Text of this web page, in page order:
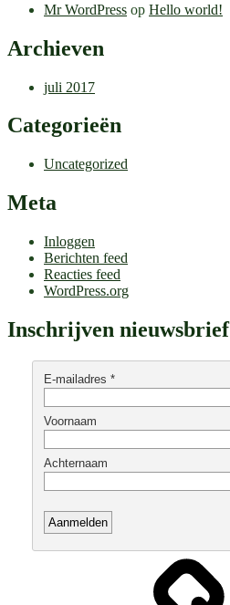
Mr WordPress op Hello world!
Archieven
juli 2017
Categorieën
Uncategorized
Meta
Inloggen
Berichten feed
Reacties feed
WordPress.org
Inschrijven nieuwsbrief